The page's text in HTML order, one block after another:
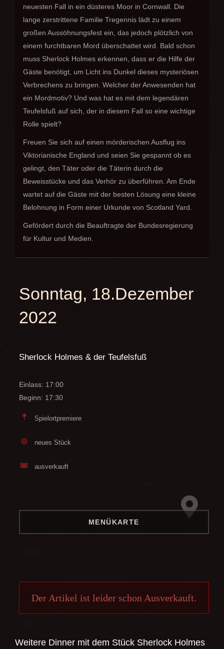
neuesten Fall in ein düsteres Moor in Cornwall. Die
lange zerstrittene Familie Tregennis lädt zu einem
großen Aussöhnungsfest ein, das jedoch plötzlich von
einem furchtbaren Mord überschattet wird. Bald schon
muss Sherlock Holmes erkennen, dass er die Hilfe der
Gäste benötigt, um Licht ins Dunkel dieses mysteriösen
Verbrechens zu bringen. Welcher der Anwesenden hat
ein Mordmotiv? Und was hat es mit dem legendären
Teufelsfuß auf sich, der in diesem Fall so eine wichtige
Rolle spielt?
Freuen Sie sich auf einen mörderischen Ausflug ins
Viktorianische England und seien Sie gespannt ob es
gelingt, den Täter oder die Täterin durch die
Beweisstücke und das Verhör zu überführen. Am Ende
wartet auf die Gäste mit der besten Lösung eine kleine
Belohnung in Form einer Urkunde von Scotland Yard.
Gefördert durch die Beauftragte der Bundesregierung
für Kultur und Medien.
Sonntag, 18.Dezember
2022
Sherlock Holmes & der Teufelsfuß
Einlass: 17:00
Beginn: 17:30
Spielortpremiere
neues Stück
ausverkauft
MENÜKARTE
Der Artikel ist leider schon Ausverkauft.
Weitere Dinner mit dem Stück Sherlock Holmes